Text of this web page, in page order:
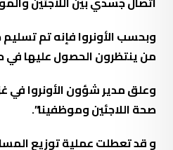
من ينتظرون الحصول عليها في
وعلق مدير شؤون الأونروا في
صحة اللاجئين وموظفينا”.
و قد تعطلت عملية توزيع